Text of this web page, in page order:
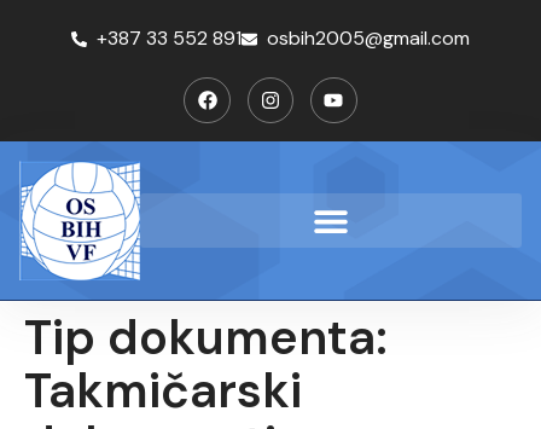
+387 33 552 891 osbih2005@gmail.com
Tip dokumenta:
Takmičarski